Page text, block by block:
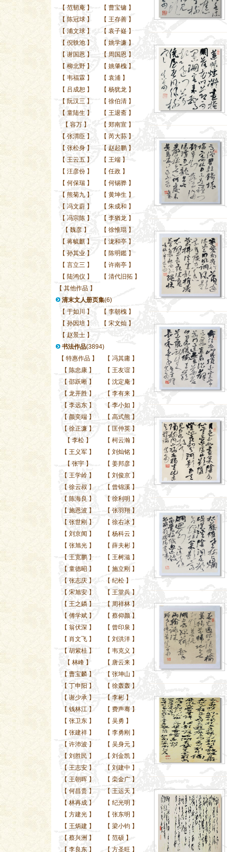
【 范韧庵 】 【 曹宝镛 】
【 陈冠球 】 【 王存善 】
【 浦文球 】 【 袁子嶷 】
【 倪轶池 】 【 姚学濂 】
【 谢国恩 】 【 周国恩 】
【 柳北野 】 【 姚肇槐 】
【 韦福霖 】 【 袁浦 】
【 吕成恕 】 【 杨犹龙 】
【 阮汉三 】 【 徐伯清 】
【 童陆生 】 【 王退斋 】
【 容万 】 【 郑南宣 】
【 张渭臣 】 【 芮大荪 】
【 张松身 】 【 赵起鹏 】
【 王云五 】 【 王端 】
【 汪彦份 】 【 任政 】
【 何保瑞 】 【 何锡骅 】
【 熊菊九 】 【 黄坤生 】
【 冯文蔚 】 【 朱成和 】
【 冯宗陈 】 【 李猶龙 】
【 魏彦 】 【 徐惟琨 】
【 蒋毓麒 】 【 泷和亭 】
【 孙其业 】 【 陈明鑑 】
【 言立三 】 【 许南亭 】
【 陆鸿仪 】 【 清代旧拓 】
【 其他作品 】
清末文人册页集(6)
【 于如川 】 【 李朝槐 】
【 孙因培 】 【 宋文灿 】
【 赵景士 】
书法作品(3894)
【 特惠作品】 【 冯其庸 】
【 陈忠康】 【 王友谊 】
【 邵跃晰】 【 沈定庵 】
【 龙开胜】 【 李有来 】
【 李远东】 【 李小如 】
【 颜奕端】 【 高式熊 】
【 徐正濂】 【 匡仲英 】
【 李松】 【 柯云瀚 】
【 王义军】 【 刘灿铭 】
【 张宇】 【 姜邦彦 】
【 王学岭】 【 刘俊京 】
【 徐云叔 】 【 曾锦溪 】
【 陈海良 】 【 徐利明 】
【 施恩波】 【 张羽翔 】
【 张世刚 】 【 徐右冰 】
【 刘京闻 】 【 杨科云 】
【 张旭光】 【 薛夫彬 】
【 王宽鹏】 【 王树滋 】
【 童德昭 】 【 施立刚 】
【 张志庆】 【 纪松 】
【 宋旭安】 【 王堂兵 】
【 王之鏻】 【 周祥林 】
【 傅学斌】 【 蔡仰颜 】
【 翁伏深】 【 曾印泉 】
【 肖文飞】 【 刘洪洋 】
【 胡紫桂】 【 韦克义 】
【 林峰】 【 唐云来 】
【 曹宝麟】 【 张坤山 】
【 丁申阳 】 【 徐轰轰 】
【 谢少承】 【 李彬 】
【 钱林江】 【 费声骞 】
【 张卫东】 【 吴勇 】
【 张建祥】 【 李勇刚 】
【 许沛波】 【 吴身元 】
【 刘胜民 】 【 刘金凯 】
【 王志安】 【 刘建中 】
【 王朝晖】 【 栾金广 】
【 何昌贵】 【 王运天 】
【 林再成】 【 纪光明 】
【 方建光】 【 张东明 】
【 王炳建】 【 梁小钧 】
【 蔡兴洲 】 【 范硕 】
【 李良东】 【 方圣旺 】